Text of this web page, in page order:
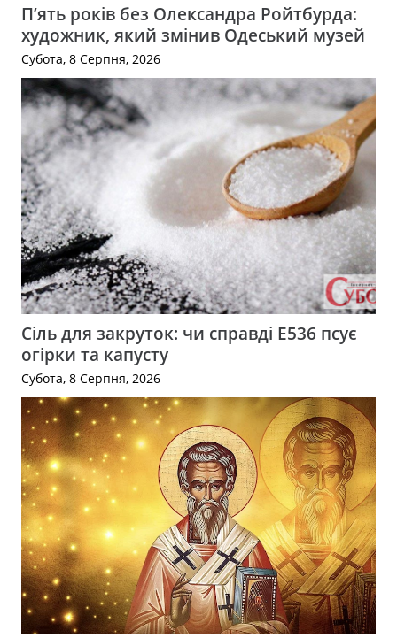
П’ять років без Олександра Ройтбурда:
художник, який змінив Одеський музей
Субота, 8 Серпня, 2026
Сіль для закруток: чи справді Е536 псує
огірки та капусту
Субота, 8 Серпня, 2026